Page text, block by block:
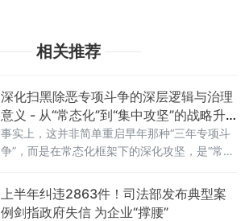
相关推荐
深化扫黑除恶专项斗争的深层逻辑与治理
意义 - 从“常态化”到“集中攻坚”的战略升
级
事实上，这并非简单重启早年那种“三年专项斗
争”，而是在常态化框架下的深化攻坚，是“常态
强调要严格依法办事、坚持实事求是，做到“是
黑恶一个不漏、不是黑恶一个不凑”
上半年纠违2863件！司法部发布典型案
例剑指政府失信 为企业“撑腰”